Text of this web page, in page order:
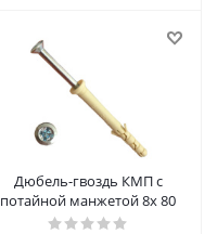
Дюбель-гвоздь КМП с
потайной манжетой 8х 80